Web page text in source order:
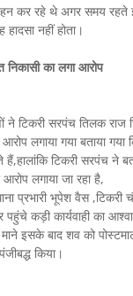
कर रहे थे अगर समय
नहीं होता।
का लगा आरोप
ने टिकरी सरपंच तिलक राज
लगाया गया बताया
टिकरी सरपंच ने
आरोप लगाया जा रहा है,
प्रभारी भूपेश वैस ,टिकरी
कड़ी कार्यवाही का
इसके बाद शव को
किया।